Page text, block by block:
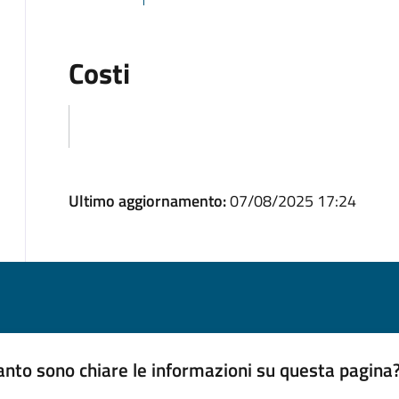
Costi
Ultimo aggiornamento:07/08/2025 17:24
sono chiare le informazioni su questa